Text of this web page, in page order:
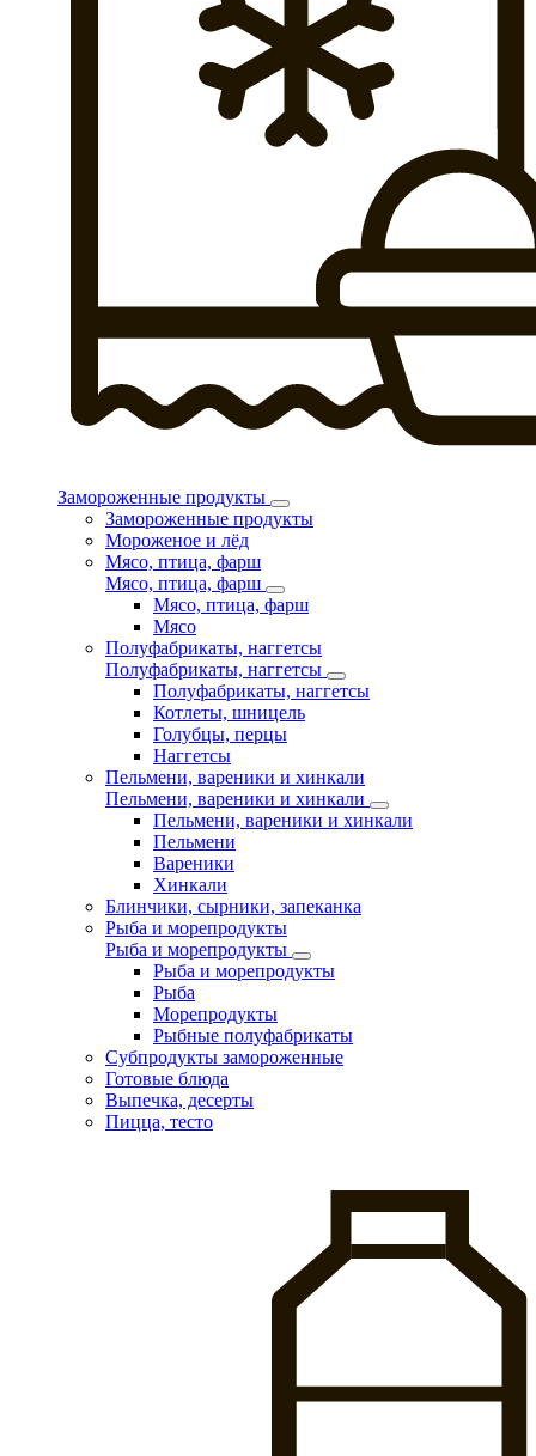
Замороженные продукты
Замороженные продукты
Мороженое и лёд
Мясо, птица, фарш
Мясо, птица, фарш
Мясо, птица, фарш
Мясо
Полуфабрикаты, наггетсы
Полуфабрикаты, наггетсы
Полуфабрикаты, наггетсы
Котлеты, шницель
Голубцы, перцы
Наггетсы
Пельмени, вареники и хинкали
Пельмени, вареники и хинкали
Пельмени, вареники и хинкали
Пельмени
Вареники
Хинкали
Блинчики, сырники, запеканка
Рыба и морепродукты
Рыба и морепродукты
Рыба и морепродукты
Рыба
Морепродукты
Рыбные полуфабрикаты
Субпродукты замороженные
Готовые блюда
Выпечка, десерты
Пицца, тесто